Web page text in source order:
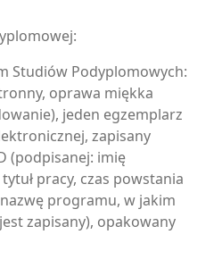
Studiów Podyplomowych:
oprawa miękka
jeden egzemplarz
zapisany
(podpisanej: imię
pracy, czas powstania
programu, w jakim
zapisany), opakowany